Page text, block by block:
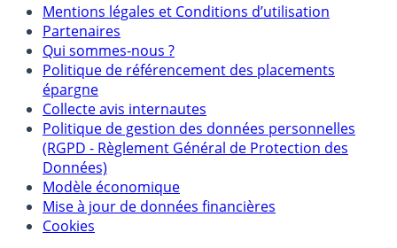
Mentions légales et Conditions d’utilisation
Partenaires
Qui sommes-nous ?
Politique de référencement des placements
épargne
Collecte avis internautes
Politique de gestion des données personnelles
(RGPD - Règlement Général de Protection des
Données)
Modèle économique
Mise à jour de données financières
Cookies